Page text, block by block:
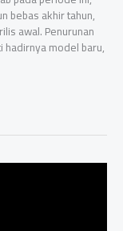
bebas akhir tahun,
awal. Penurunan
model baru,